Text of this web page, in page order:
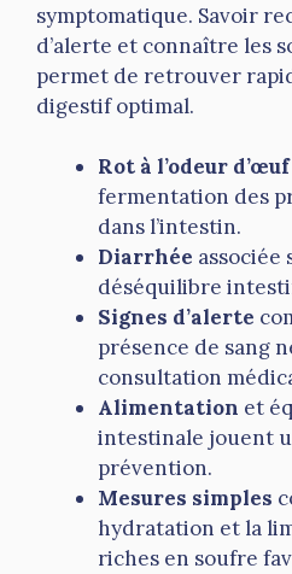
symptomatique. Savoir
d’alerte et connaître les
permet de retrouver
digestif optimal.
Rot à l’odeur
fermentation des
dans l’intestin.
Diarrhée associée
déséquilibre
Signes d’alerte
présence de sang
consultation
Alimentation et
intestinale jouent
prévention.
Mesures simples
hydratation et la
riches en soufre